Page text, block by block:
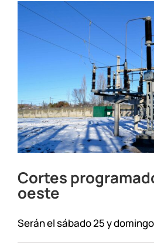
Loncopué,
Caviahue
y
Ñorquín
Cortes
oeste
Serán el sábado 25 y